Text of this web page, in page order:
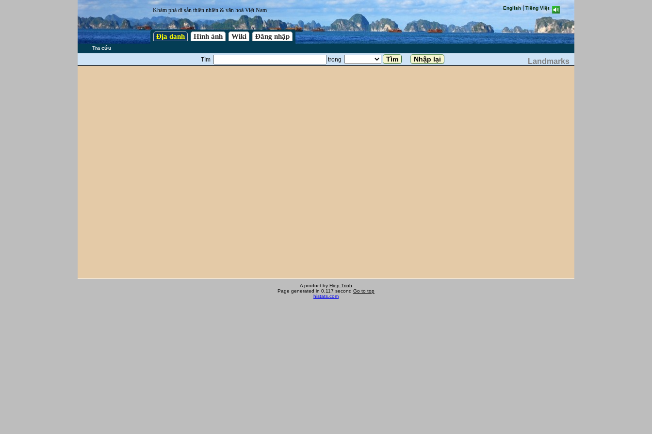
Khám phá di sản thiên nhiên & văn hoá Việt Nam English| Tiếng Việt
Địa danh Hình ảnh Wiki Đăng nhập
Tra cứu
Tìm trong Landmarks
A product by Hiep Trinh
Page generated in 0.117 second Go to top